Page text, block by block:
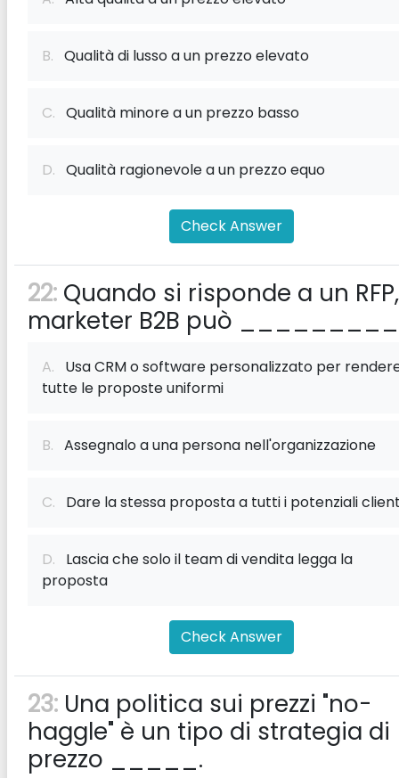
B. Qualità di lusso a un prezzo elevato
C. Qualità minore a un prezzo basso
D. Qualità ragionevole a un prezzo equo
Check Answer
22: Quando si risponde a un
marketer B2B può
A. Usa CRM o software personalizzato per
tutte le proposte uniformi
B. Assegnalo a una persona nell'organizzazione
C. Dare la stessa proposta a tutti i potenziali
D. Lascia che solo il team di vendita legga la
proposta
Check Answer
23: Una politica sui prezzi "no-
haggle" è un tipo di strategia di
prezzo _____.